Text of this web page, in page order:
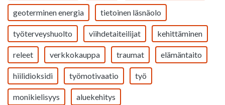
geoterminen energia tietoinen läsnäolo
työterveyshuolto viihdetaiteilijat kehittäminen
releet verkkokauppa traumat elämäntaito
hiilidioksidi työmotivaatio työ
monikielisyys aluekehitys